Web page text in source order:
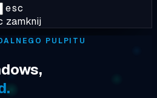
esc
zamknij
PULPITU